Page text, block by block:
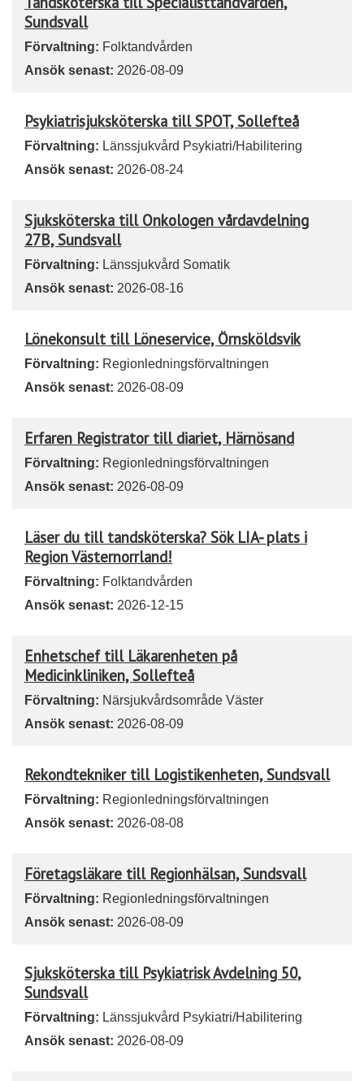
Sundsvall
Förvaltning: Folktandvården
Ansök senast: 2026-08-09
Psykiatrisjuksköterska till SPOT, Sollefteå
Förvaltning: Länssjukvård Psykiatri/Habilitering
Ansök senast: 2026-08-24
Sjuksköterska till Onkologen vårdavdelning
27B, Sundsvall
Förvaltning: Länssjukvård Somatik
Ansök senast: 2026-08-16
Lönekonsult till Löneservice, Örnsköldsvik
Förvaltning: Regionledningsförvaltningen
Ansök senast: 2026-08-09
Erfaren Registrator till diariet, Härnösand
Förvaltning: Regionledningsförvaltningen
Ansök senast: 2026-08-09
Läser du till tandsköterska? Sök LIA- plats i
Region Västernorrland!
Förvaltning: Folktandvården
Ansök senast: 2026-12-15
Enhetschef till Läkarenheten på
Medicinkliniken, Sollefteå
Förvaltning: Närsjukvårdsområde Väster
Ansök senast: 2026-08-09
Rekondtekniker till Logistikenheten, Sundsvall
Förvaltning: Regionledningsförvaltningen
Ansök senast: 2026-08-08
Företagsläkare till Regionhälsan, Sundsvall
Förvaltning: Regionledningsförvaltningen
Ansök senast: 2026-08-09
Sjuksköterska till Psykiatrisk Avdelning 50,
Sundsvall
Förvaltning: Länssjukvård Psykiatri/Habilitering
Ansök senast: 2026-08-09